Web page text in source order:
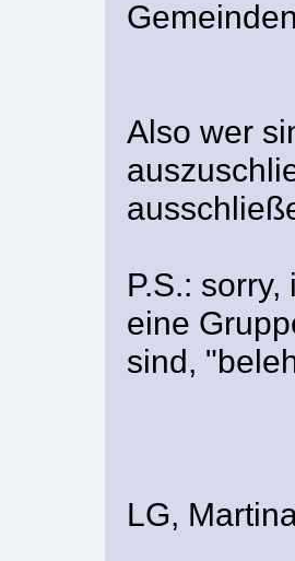
Also wer
P.S.:
eine
sind,
LG,